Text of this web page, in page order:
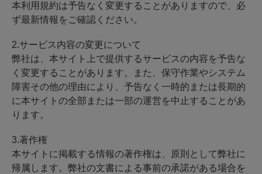
本利用規約は予告なく変更することがありますので、必
ず最新情報をご確認ください。
2.サービス内容の変更について
弊社は、本サイト上で提供するサービスの内容を予告な
く変更することがあります。また、保守作業やシステム
障害その他の理由により、予告なく一時的または長期的
に本サイトの全部または一部の運営を中止することがあ
ります。
3.著作権
本サイトに掲載する情報の著作権は、原則として弊社に
帰属します。弊社の文書による事前の承諾がある場合を